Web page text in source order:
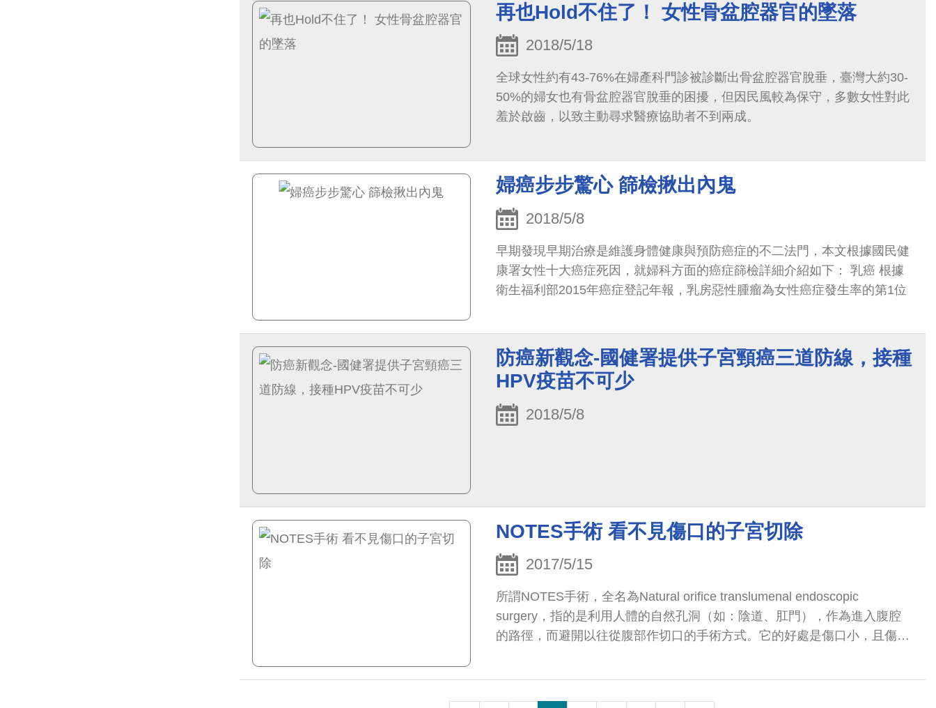
再也Hold不住了！ 女性骨盆腔器官的墜落
2018/5/18
全球女性約有43-76%在婦產科門診被診斷出骨盆腔器官脫垂，臺灣大約30-
50%的婦女也有骨盆腔器官脫垂的困擾，但因民風較為保守，多數女性對此
羞於啟齒，以致主動尋求醫療協助者不到兩成。
婦癌步步驚心 篩檢揪出內鬼
2018/5/8
早期發現早期治療是維護身體健康與預防癌症的不二法門，本文根據國民健
康署女性十大癌症死因，就婦科方面的癌症篩檢詳細介紹如下： 乳癌 根據
衛生福利部2015年癌症登記年報，乳房惡性腫瘤為女性癌症發生率的第1位
防癌新觀念-國健署提供子宮頸癌三道防線，接種
HPV疫苗不可少
2018/5/8
NOTES手術 看不見傷口的子宮切除
2017/5/15
所謂NOTES手術，全名為Natural orifice translumenal endoscopic
surgery，指的是利用人體的自然孔洞（如：陰道、肛門），作為進入腹腔
的路徑，而避開以往從腹部作切口的手術方式。它的好處是傷口小，且傷口